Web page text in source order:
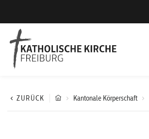
ZURÜCK Kantonale Körperschaft